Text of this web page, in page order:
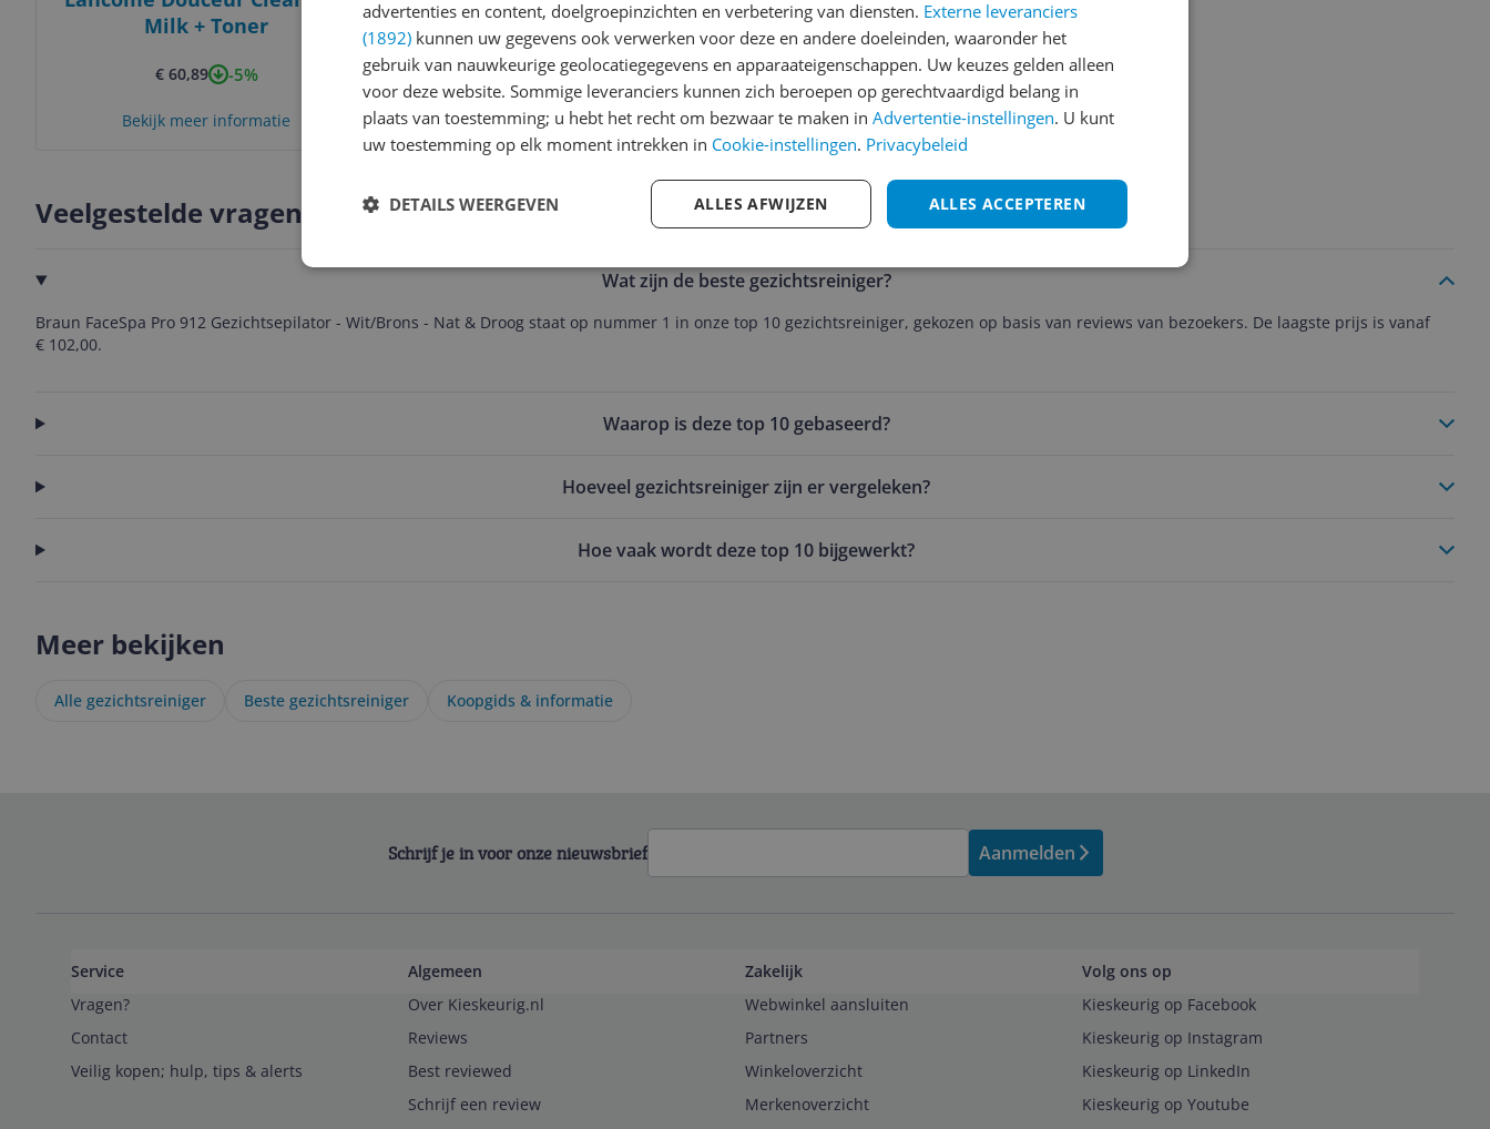
Milk + Toner
€ 60,89 -5%
Bekijk meer informatie
Reinigingslotion - 400ml -
Voor de gevoelige huid
v.a. € 20,76
8 prijzen
Ga naar goedkoopste
Veelgestelde vragen
Wat zijn de beste gezichtsreiniger?
Braun FaceSpa Pro 912 Gezichtsepilator - Wit/Brons - Nat & Droog staat op nummer 1 in onze top 10 gezichtsreiniger, gekozen op basis van reviews van bezoekers. De laagste prijs is vanaf
€ 102,00.
Waarop is deze top 10 gebaseerd?
Hoeveel gezichtsreiniger zijn er vergeleken?
Hoe vaak wordt deze top 10 bijgewerkt?
Meer bekijken
Alle gezichtsreiniger Beste gezichtsreiniger Koopgids & informatie
Schrijf je in voor onze nieuwsbrief Aanmelden
Service
Vragen?
Contact
Veilig kopen; hulp, tips & alerts
Algemeen
Over Kieskeurig.nl
Reviews
Best reviewed
Schrijf een review
Zakelijk
Webwinkel aansluiten
Partners
Winkeloverzicht
Merkenoverzicht
Volg ons op
Kieskeurig op Facebook
Kieskeurig op Instagram
Kieskeurig op LinkedIn
Kieskeurig op Youtube
advertenties en content, doelgroepinzichten en verbetering van diensten. Externe leveranciers
(1892) kunnen uw gegevens ook verwerken voor deze en andere doeleinden, waaronder het
gebruik van nauwkeurige geolocatiegegevens en apparaateigenschappen. Uw keuzes gelden alleen
voor deze website. Sommige leveranciers kunnen zich beroepen op gerechtvaardigd belang in
plaats van toestemming; u hebt het recht om bezwaar te maken in Advertentie-instellingen. U kunt
uw toestemming op elk moment intrekken in Cookie-instellingen. Privacybeleid
ALLES ACCEPTEREN
ALLES AFWIJZEN
DETAILS WEERGEVEN